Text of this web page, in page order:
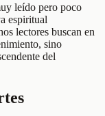
leído pero poco
espiritual
lectores buscan en
sino
del